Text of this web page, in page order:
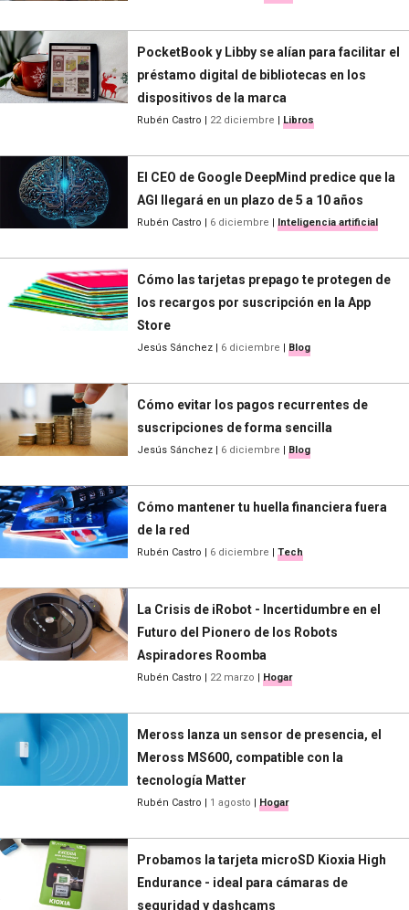
PocketBook y Libby se alían para facilitar el
préstamo digital de bibliotecas en los
dispositivos de la marca
Rubén Castro 22 diciembre Libros
El CEO de Google DeepMind predice que la
AGI llegará en un plazo de 5 a 10 años
Rubén Castro 6 diciembre Inteligencia artificial
Cómo las tarjetas prepago te protegen de
los recargos por suscripción en la App
Store
Jesús Sánchez 6 diciembre Blog
Cómo evitar los pagos recurrentes de
suscripciones de forma sencilla
Jesús Sánchez 6 diciembre Blog
Cómo mantener tu huella financiera fuera
de la red
Rubén Castro 6 diciembre Tech
La Crisis de iRobot - Incertidumbre en el
Futuro del Pionero de los Robots
Aspiradores Roomba
Rubén Castro 22 marzo Hogar
Meross lanza un sensor de presencia, el
Meross MS600, compatible con la
tecnología Matter
Rubén Castro 1 agosto Hogar
Probamos la tarjeta microSD Kioxia High
Endurance - ideal para cámaras de
seguridad y dashcams